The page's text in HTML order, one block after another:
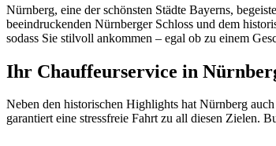
Nürnberg, eine der schönsten Städte Bayerns,
beeindruckenden Nürnberger Schloss und dem
sodass Sie stilvoll ankommen – egal ob zu einem
Ihr Chauffeurservice in
Neben den historischen Highlights hat Nürnberg
garantiert eine stressfreie Fahrt zu all diesen Zielen.